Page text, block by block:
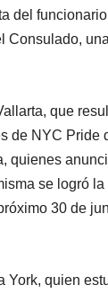
del
Consulado,
que
de NYC Pride
quienes
se logró
30 de
quien